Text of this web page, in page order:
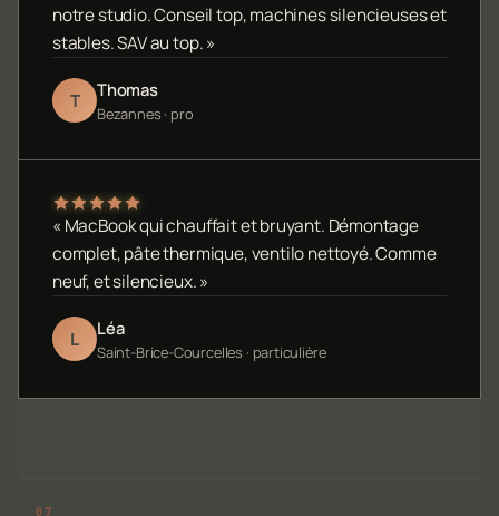
notre studio. Conseil top, machines silencieuses et
stables. SAV au top. »
T Thomas
Bezannes · pro
« MacBook qui chauffait et bruyant. Démontage
complet, pâte thermique, ventilo nettoyé. Comme
neuf, et silencieux. »
L Léa
Saint-Brice-Courcelles · particulière